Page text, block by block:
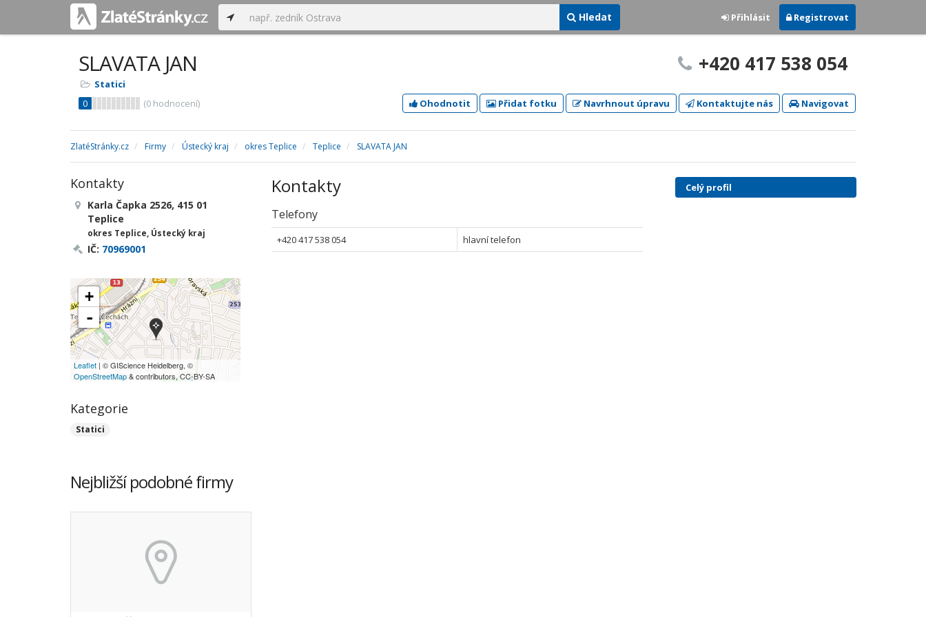
Hledat Přihlásit Registrovat
SLAVATA JAN
Statici
0
(0 hodnocení)
+420 417 538 054
Ohodnotit Přidat fotku Navrhnout úpravu Kontaktujte nás Navigovat
ZlatéStránky.cz Firmy Ústecký kraj okres Teplice Teplice SLAVATA JAN
Kontakty
Telefony
+420 417 538 054 hlavní telefon
Kontakty
Karla Čapka 2526, 415 01
Teplice
okres Teplice, Ústecký kraj
IČ: 70969001
+
-
Leaflet | © GIScience Heidelberg, ©
OpenStreetMap& contributors, CC-BY-SA
Kategorie
Statici
Celý profil
Nejbližší podobné firmy